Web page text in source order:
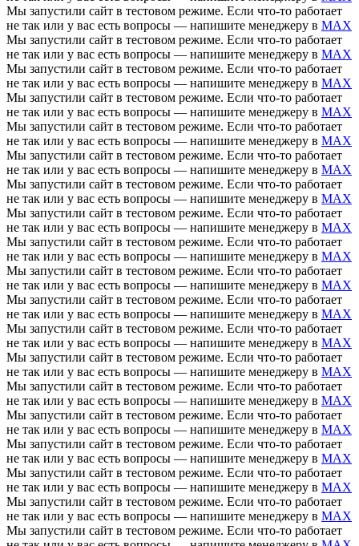
Мы запустили сайт в тестовом режиме. Если что-то работает
не так или у вас есть вопросы — напишите менеджеру в MAX
Мы запустили сайт в тестовом режиме. Если что-то работает
не так или у вас есть вопросы — напишите менеджеру в MAX
Мы запустили сайт в тестовом режиме. Если что-то работает
не так или у вас есть вопросы — напишите менеджеру в MAX
Мы запустили сайт в тестовом режиме. Если что-то работает
не так или у вас есть вопросы — напишите менеджеру в MAX
Мы запустили сайт в тестовом режиме. Если что-то работает
не так или у вас есть вопросы — напишите менеджеру в MAX
Мы запустили сайт в тестовом режиме. Если что-то работает
не так или у вас есть вопросы — напишите менеджеру в MAX
Мы запустили сайт в тестовом режиме. Если что-то работает
не так или у вас есть вопросы — напишите менеджеру в MAX
Мы запустили сайт в тестовом режиме. Если что-то работает
не так или у вас есть вопросы — напишите менеджеру в MAX
Мы запустили сайт в тестовом режиме. Если что-то работает
не так или у вас есть вопросы — напишите менеджеру в MAX
Мы запустили сайт в тестовом режиме. Если что-то работает
не так или у вас есть вопросы — напишите менеджеру в MAX
Мы запустили сайт в тестовом режиме. Если что-то работает
не так или у вас есть вопросы — напишите менеджеру в MAX
Мы запустили сайт в тестовом режиме. Если что-то работает
не так или у вас есть вопросы — напишите менеджеру в MAX
Мы запустили сайт в тестовом режиме. Если что-то работает
не так или у вас есть вопросы — напишите менеджеру в MAX
Мы запустили сайт в тестовом режиме. Если что-то работает
не так или у вас есть вопросы — напишите менеджеру в MAX
Мы запустили сайт в тестовом режиме. Если что-то работает
не так или у вас есть вопросы — напишите менеджеру в MAX
Мы запустили сайт в тестовом режиме. Если что-то работает
не так или у вас есть вопросы — напишите менеджеру в MAX
Мы запустили сайт в тестовом режиме. Если что-то работает
не так или у вас есть вопросы — напишите менеджеру в MAX
Мы запустили сайт в тестовом режиме. Если что-то работает
не так или у вас есть вопросы — напишите менеджеру в MAX
Мы запустили сайт в тестовом режиме. Если что-то работает